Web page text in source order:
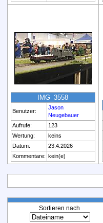
IMG_3558
Benutzer:
Jason
Neugebauer
Aufrufe:
123
Wertung:
keins
Datum:
23.4.2026
Kommentare: kein(e)
Sortieren nach